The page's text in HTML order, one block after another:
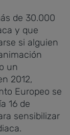
de 30.000
y que
si alguien
un
2012,
Europeo se
16 de
sensibilizar